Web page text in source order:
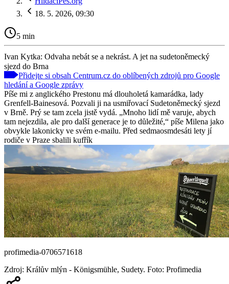
18. 5. 2026, 09:30
5 min
Ivan Kytka: Odvaha nebát se a nekrást. A jet na sudetoněmecký
sjezd do Brna
Přidejte si obsah Centrum.cz do oblíbených zdrojů pro Google
hledání a Google zprávy
Píše mi z anglického Prestonu má dlouholetá kamarádka, lady
Grenfell-Bainesová. Pozvali ji na usmiřovací Sudetoněmecký sjezd
v Brně. Prý se tam zcela jistě vydá. „Mnoho lidí mě varuje, abych
tam nejezdila, ale pro další generace je to důležité,“ píše Milena jako
obvykle lakonicky ve svém e-mailu. Před sedmaosmdesáti lety jí
rodiče v Praze sbalili kufřík
profimedia-0706571618
Zdroj: Králův mlýn - Königsmühle, Sudety. Foto: Profimedia